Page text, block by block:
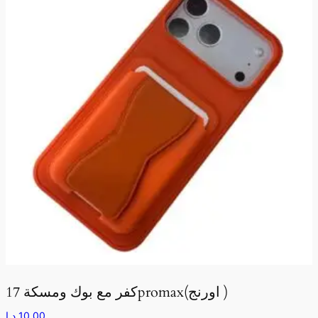
كفر مع بوك ومسكة 17promax(اورنج )
10,00 د.إ